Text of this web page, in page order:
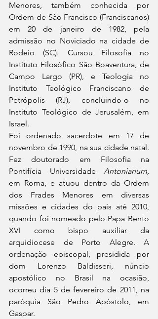
Menores, também conhecida por
Ordem de São Francisco (Franciscanos)
em 20 de janeiro de 1982, pela
admissão no Noviciado na cidade de
Rodeio (SC). Cursou Filosofia no
Instituto Filosófico São Boaventura, de
Campo Largo (PR), e Teologia no
Instituto Teológico Franciscano de
Petrópolis (RJ), concluindo-o no
Instituto Teológico de Jerusalém, em
Israel.
Foi ordenado sacerdote em 17 de
novembro de 1990, na sua cidade natal.
Fez doutorado em Filosofia na
Pontifícia Universidade Antonianum,
em Roma, e atuou dentro da Ordem
dos Frades Menores em diversas
missões e cidades do país até 2010,
quando foi nomeado pelo Papa Bento
XVI como bispo auxiliar da
arquidiocese de Porto Alegre. A
ordenação episcopal, presidida por
dom Lorenzo Baldisseri, núncio
apostólico no Brasil na ocasião,
ocorreu dia 5 de fevereiro de 2011, na
paróquia São Pedro Apóstolo, em
Gaspar.